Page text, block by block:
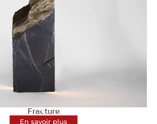
Fracture
En savoir plus